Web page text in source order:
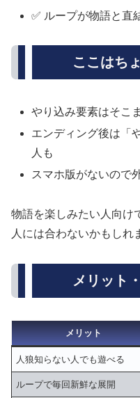
✅ ループが物語と直
ここはち
やり込み要素はそこ
エンディング後は「
人も
スマホ版がないので
物語を楽しみたい人向け
人には合わないかもしれ
メリット
メリット
人狼知らない人でも遊べる
ループで毎回新鮮な展開